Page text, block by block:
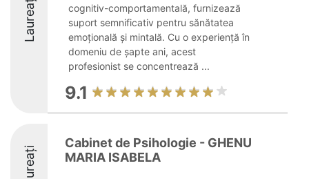
Laureați
cognitiv-comportamentală, furnizează
suport semnificativ pentru sănătatea
emoțională și mintală. Cu o experiență în
domeniu de șapte ani, acest
profesionist se concentrează ...
9.1
Laureați
Cabinet de Psihologie - GHENU
MARIA ISABELA